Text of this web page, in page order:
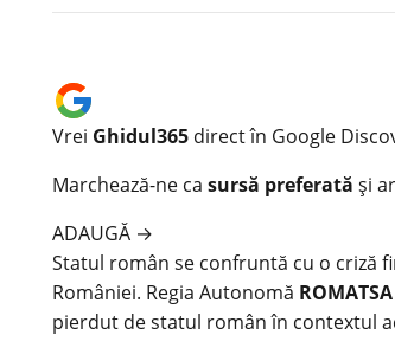
Vrei Ghidul365 direct în Google
Marchează-ne ca sursă preferată și
ADAUGĂ →
Statul român se confruntă cu o criză
României. Regia Autonomă ROMATSA
pierdut de statul român în contextul